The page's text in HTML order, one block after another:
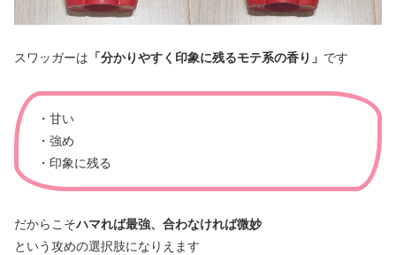
スワッガーは 「分かりやすく印象に残るモテ系の香り」 です
・甘い
・強め
・印象に残る
だからこそハマれば最強、合わなければ微妙
という攻めの選択肢になりえます